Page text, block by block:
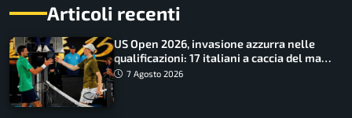
Articoli recenti
US Open 2026, invasione azzurra nelle
qualificazioni: 17 italiani a caccia del main
draw7 Agosto 2026